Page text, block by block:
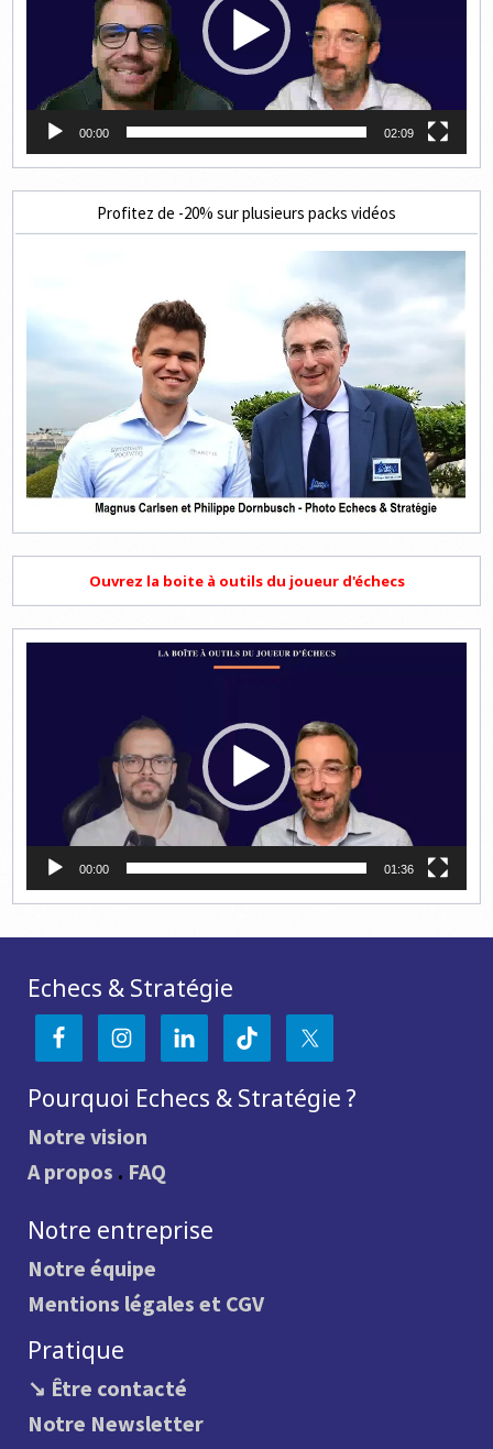
00:00 02:09
Profitez de -20% sur plusieurs packs vidéos
Ouvrez la boite à outils du joueur d'échecs
00:00 01:36
Echecs & Stratégie
Pourquoi Echecs & Stratégie ?
Notre vision
A propos . FAQ
Notre entreprise
Notre équipe
Mentions légales et CGV
Pratique
↘ Être contacté
Notre Newsletter